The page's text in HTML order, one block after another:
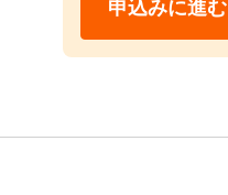
申込みに進む